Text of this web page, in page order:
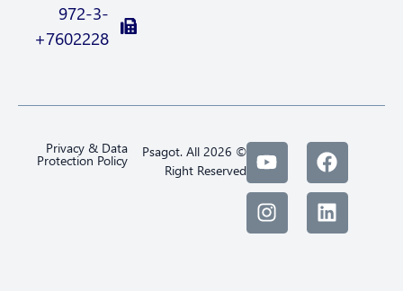
972-3-
7602228+
© 2026 Psagot. All
Right Reserved
Privacy & Data
Protection Policy